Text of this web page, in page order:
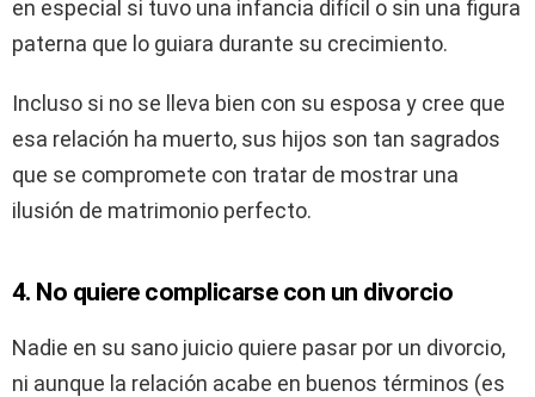
en especial si tuvo una infancia difícil o sin una figura
paterna que lo guiara durante su crecimiento.
Incluso si no se lleva bien con su esposa y cree que
esa relación ha muerto, sus hijos son tan sagrados
que se compromete con tratar de mostrar una
ilusión de matrimonio perfecto.
4. No quiere complicarse con un divorcio
Nadie en su sano juicio quiere pasar por un divorcio,
ni aunque la relación acabe en buenos términos (es